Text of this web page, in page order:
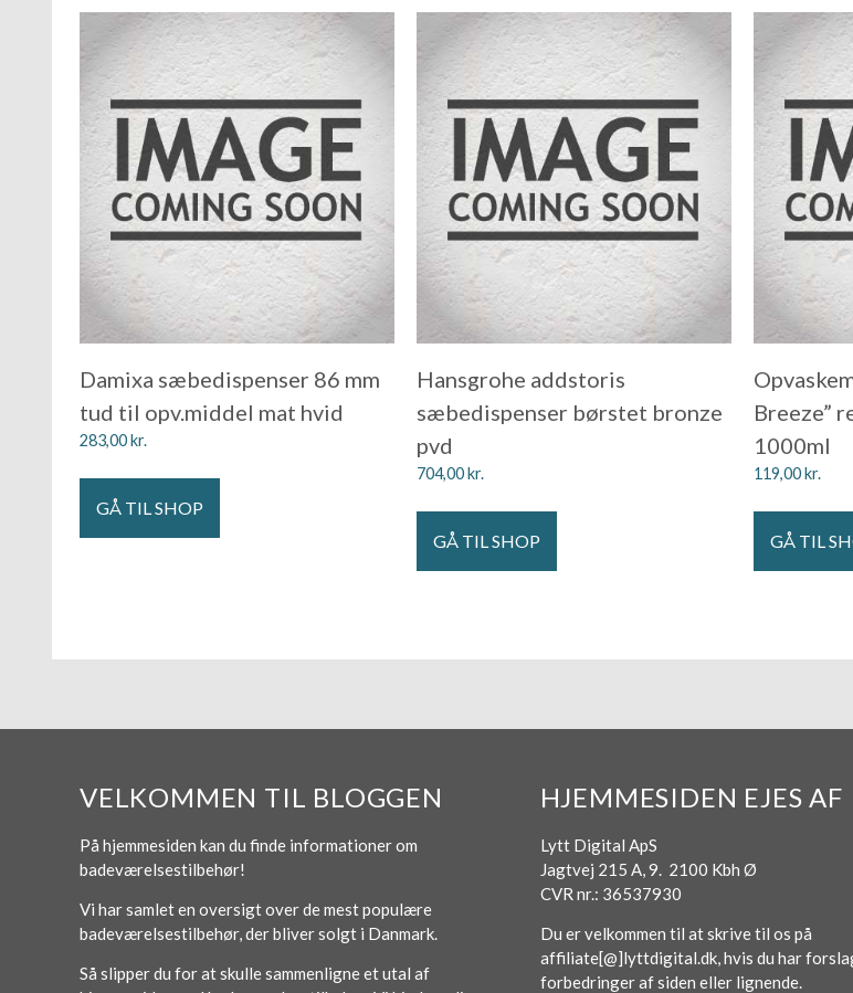
Damixa sæbedispenser 86 mm
tud til opv.middel mat hvid
283,00kr.
GÅ TIL SHOP
Hansgrohe addstoris
sæbedispenser børstet bronze
pvd
704,00kr.
GÅ TIL SHOP
Breeze”
1000ml
119,00kr.
GÅ TIL
VELKOMMEN TIL BLOGGEN
På hjemmesiden kan du finde informationer om
badeværelsestilbehør!
Vi har samlet en oversigt over de mest populære
badeværelsestilbehør, der bliver solgt i Danmark.
Så slipper du for at skulle sammenligne et utal af
HJEMMESIDEN EJES AF
Lytt Digital ApS
Jagtvej 215 A, 9. 2100 Kbh Ø
CVR nr.: 36537930
Du er velkommen til at skrive til os på
affiliate[@]lyttdigital.dk, hvis du har
forbedringer af siden eller lignende.